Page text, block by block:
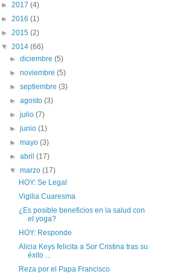
► 2017 (4)
► 2016 (1)
► 2015 (2)
▼ 2014 (66)
►diciembre(5)
►noviembre(5)
►septiembre(3)
►agosto(3)
►julio(7)
►junio(1)
►mayo(3)
►abril(17)
▼marzo(17)
HOY: Se Legal
Vigilia Cuaresma
¿Es posible beneficios en la salud con
el yoga?
HOY: Responde
Alicia Keys felicita a Sor Cristina tras su
éxito ...
Reza por el Papa Francisco